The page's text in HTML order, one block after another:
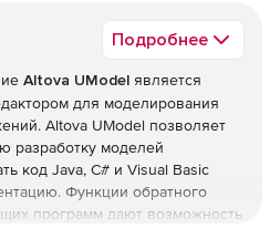
Подробнее
Altova UModel является
для моделирования
Altova UModel позволяет
разработку моделей
код Java, C# и Visual Basic
Функции обратного
программ дают возможность